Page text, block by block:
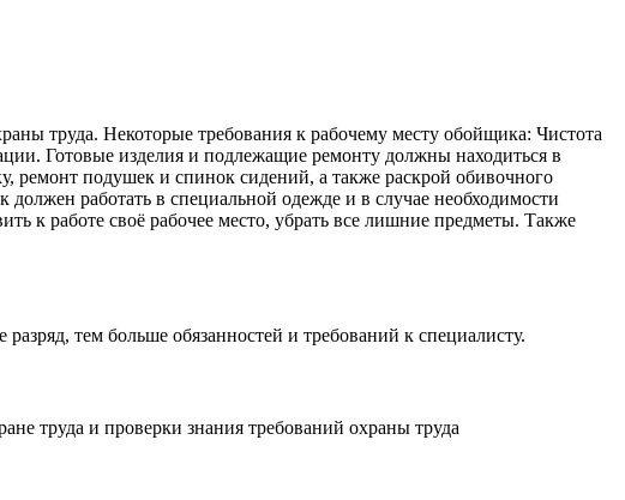
труда. Некоторые требования к рабочему месту обойщика: Чистота
Готовые изделия и подлежащие ремонту должны находиться в
ремонт подушек и спинок сидений, а также раскрой обивочного
работать в специальной одежде и в случае необходимости
к работе своё рабочее место, убрать все лишние предметы. Также
тем больше обязанностей и требований к специалисту.
труда и проверки знания требований охраны труда